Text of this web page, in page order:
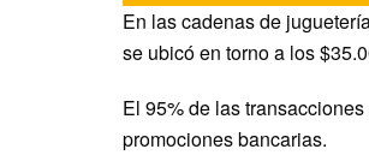
En las cadenas de
se ubicó en torno a los
El 95% de las
promociones bancarias.